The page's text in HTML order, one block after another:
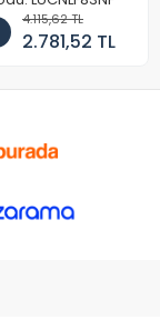
4.115,62 TL
2.781,52 TL